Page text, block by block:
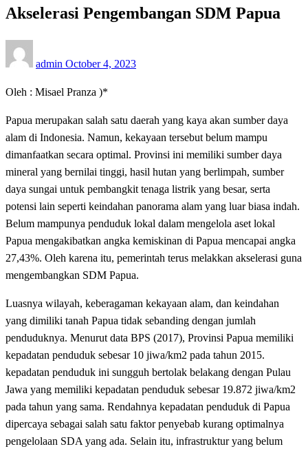
Akselerasi Pengembangan SDM Papua
admin on
October 4, 2023
Oleh : Misael Pranza )*
Papua merupakan salah satu daerah yang kaya akan sumber daya
alam di Indonesia. Namun, kekayaan tersebut belum mampu
dimanfaatkan secara optimal. Provinsi ini memiliki sumber daya
mineral yang bernilai tinggi, hasil hutan yang berlimpah, sumber
daya sungai untuk pembangkit tenaga listrik yang besar, serta
potensi lain seperti keindahan panorama alam yang luar biasa indah.
Belum mampunya penduduk lokal dalam mengelola aset lokal
Papua mengakibatkan angka kemiskinan di Papua mencapai angka
27,43%. Oleh karena itu, pemerintah terus melakkan akselerasi guna
mengembangkan SDM Papua.
Luasnya wilayah, keberagaman kekayaan alam, dan keindahan
yang dimiliki tanah Papua tidak sebanding dengan jumlah
penduduknya. Menurut data BPS (2017), Provinsi Papua memiliki
kepadatan penduduk sebesar 10 jiwa/km2 pada tahun 2015.
kepadatan penduduk ini sungguh bertolak belakang dengan Pulau
Jawa yang memiliki kepadatan penduduk sebesar 19.872 jiwa/km2
pada tahun yang sama. Rendahnya kepadatan penduduk di Papua
dipercaya sebagai salah satu faktor penyebab kurang optimalnya
pengelolaan SDA yang ada. Selain itu, infrastruktur yang belum